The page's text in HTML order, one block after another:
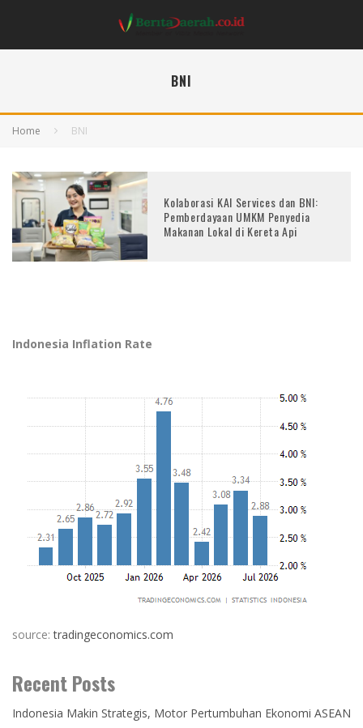
BNI
Home BNI
Kolaborasi KAI Services dan BNI:
Pemberdayaan UMKM Penyedia
Makanan Lokal di Kereta Api
Indonesia Inflation Rate
source:tradingeconomics.com
Recent Posts
Indonesia Makin Strategis, Motor Pertumbuhan Ekonomi ASEAN